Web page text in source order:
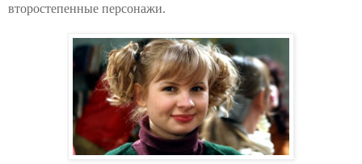
второстепенные персонажи.